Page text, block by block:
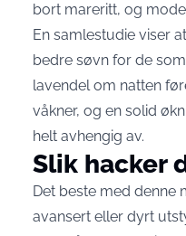
bort mareritt, og
En samlestudie viser
bedre søvn for de
lavendel om natten
våkner, og en solid
helt avhengig av.
Slik hacker
Det beste med denne
avansert eller dyrt